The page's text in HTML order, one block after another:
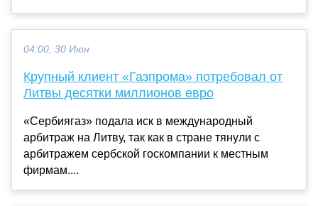
04:00, 30 Июн
Крупный клиент «Газпрома» потребовал от
Литвы десятки миллионов евро
«Сербиягаз» подала иск в международный
арбитраж на Литву, так как в стране тянули с
арбитражем сербской госкомпании к местным
фирмам....